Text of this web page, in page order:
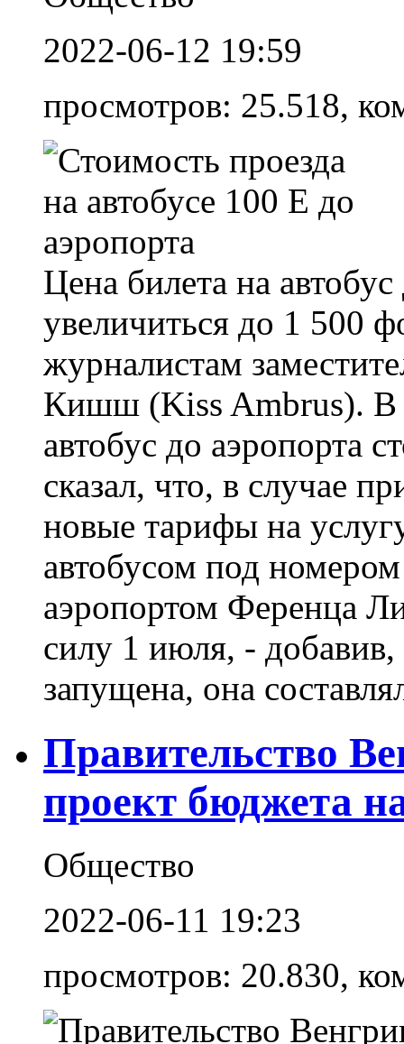
2022-06-12 19:59
просмотров: 25.518,
Цена билета на
увеличиться до 1 500
журналистам
Кишш (Kiss Ambrus). В
автобус до аэропорта
сказал, что, в случае
новые тарифы на
автобусом под
аэропортом Ференца
силу 1 июля, - добавив,
запущена, она
Правительство
проект бюджета
Общество
2022-06-11 19:23
просмотров: 20.830,